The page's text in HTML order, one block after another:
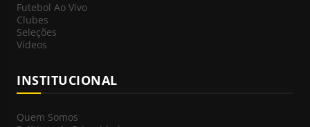
Futebol Ao Vivo
Clubes
Seleções
Vídeos
INSTITUCIONAL
Quem Somos